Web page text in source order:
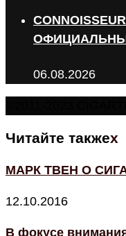
06.08.2026
Читайте такжеx
МАРК ТВЕН О
12.10.2016
В фокусе